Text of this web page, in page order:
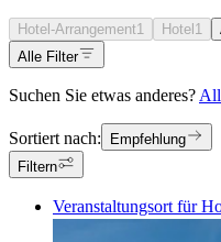
Hotel-Arrangement1 Hotel1
Alle Filter
Suchen Sie etwas anderes?
Sortiert nach:
Empfehlung
Filtern
Veranstaltungsort für